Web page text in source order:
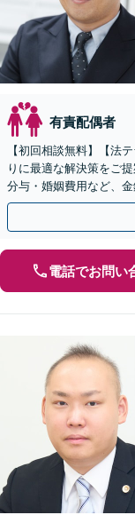
有責配偶者
【初回相談無料】【法
りに最適な解決策をご
分与・婚姻費用など、
おります【夜間・休日
電話でお問い